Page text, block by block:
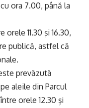
ora 7.00, până la
11.30 şi 16.30,
publică, astfel că
prevăzută
aleile din Parcul
orele 12.30 și